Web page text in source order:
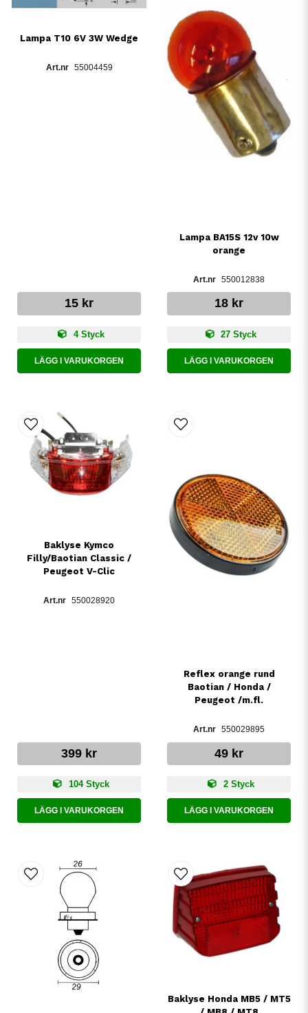
Lampa T10 6V 3W Wedge
55004459
15 kr
4 Styck
LÄGG I VARUKORGEN
Lampa BA15S 12v 10w
orange
550012838
18 kr
27 Styck
LÄGG I VARUKORGEN
Baklyse Kymco
Filly/Baotian Classic /
Peugeot V-Clic
550028920
399 kr
104 Styck
LÄGG I VARUKORGEN
Reflex orange rund
Baotian / Honda /
Peugeot /m.fl.
550029895
49 kr
2 Styck
LÄGG I VARUKORGEN
Baklyse Honda MB5 / MT5